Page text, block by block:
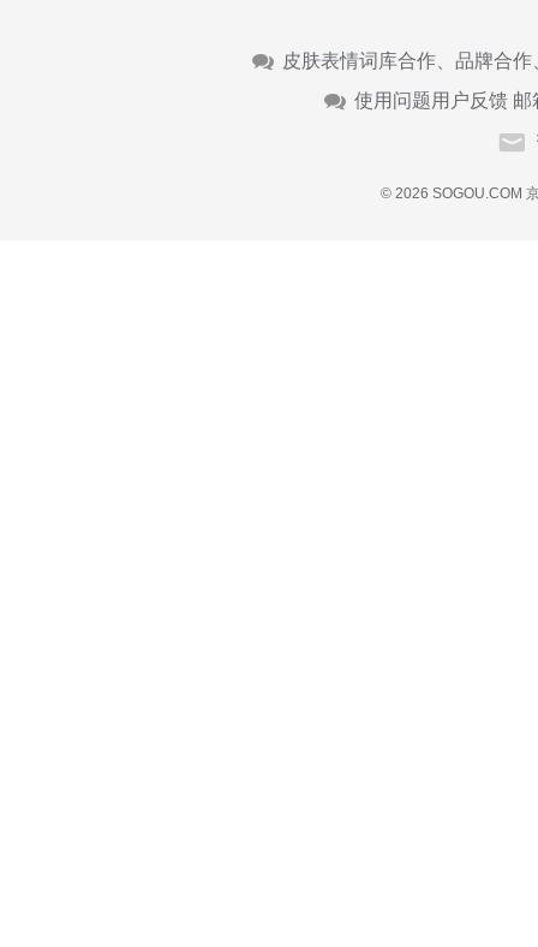
皮肤表情词库合作、品牌合
使用问题用户反馈 邮
© 2026 SOGOU.COM